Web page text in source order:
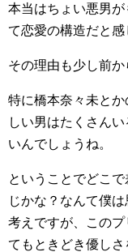
本当はちょい悪男
て恋愛の構造だと感
その理由も少し前か
特に橋本奈々未と
しい男はたくさん
いんでしょうね。
ということでどこ
じかな？なんて僕
考えですが、この
てもときどき優し